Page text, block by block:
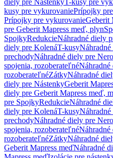
diely pre NástenkyT-kusy pre
kusy pre vykurovaniePrípojky
Prípojky pre vykurovanieGeberit
pre Geberit Mapress meď, plyn
SpojkyRedukcieNáhradné diely
diely pre KolenáT-kusy
prechodyNáhradné diely pre
spojenia, rozoberateľnéNáhradné
rozoberateľnéZátkyNáhradné
diely pre NástenkyGeberit
diely pre Geberit Mapress meď,
pre SpojkyRedukcieNáhradné
diely pre KolenáT-kusy
prechodyNáhradné diely pre
spojenia, rozoberateľnéNáhradné
rozoberateľnéZátkyNáhradné
Geberit Mapress meďNáhradné